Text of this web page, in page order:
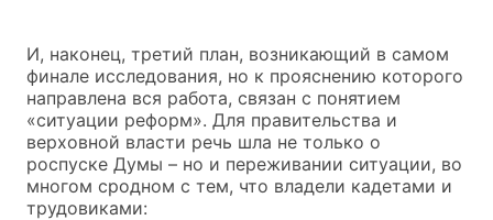
И, наконец, третий план, возникающий в самом
финале исследования, но к прояснению которого
направлена вся работа, связан с понятием
«ситуации реформ». Для правительства и
верховной власти речь шла не только о
роспуске Думы – но и переживании ситуации, во
многом сродном с тем, что владели кадетами и
трудовиками: